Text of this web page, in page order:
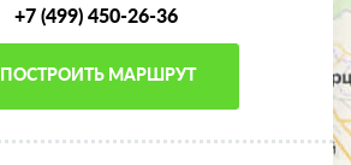
+7 (499) 450-26-36
ПОСТРОИТЬ МАРШРУТ